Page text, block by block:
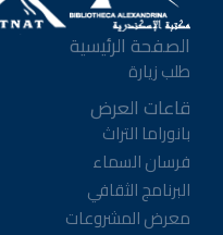
الصفحة الرئيسية
طلب زيارة
قاعات العرض
بانوراما التراث
فرسان السماء
البرنامج الثقافي
معرض المشروعات